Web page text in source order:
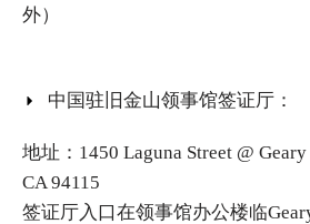
外）
中国驻旧金山领事馆签证厅：
地址：1450 Laguna Street @
CA 94115
签证厅入口在领事馆办公楼临